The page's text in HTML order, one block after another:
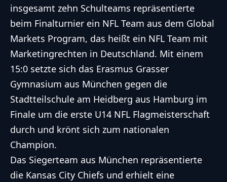
insgesamt zehn Schulteams repräsentierte
beim Finalturnier ein NFL Team aus dem Global
Markets Program, das heißt ein NFL Team mit
Marketingrechten in Deutschland. Mit einem
15:0 setzte sich das Erasmus Grasser
Gymnasium aus München gegen die
Stadtteilschule am Heidberg aus Hamburg im
Finale um die erste U14 NFL Flagmeisterschaft
durch und krönt sich zum nationalen
Champion.
Das Siegerteam aus München repräsentierte
die Kansas City Chiefs und erhielt eine